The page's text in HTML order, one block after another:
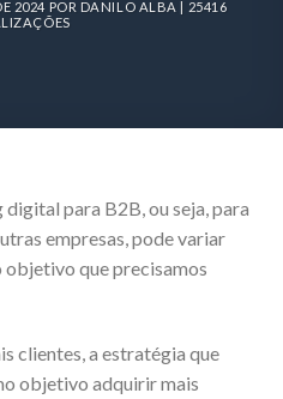
2024POR DANILO ALBA | 25416
para B2B, ou seja, para
empresas, pode variar
que precisamos
clientes, a estratégia que
objetivo adquirir mais